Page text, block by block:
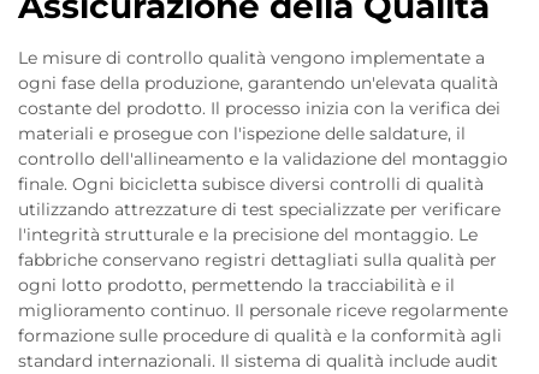
Le misure di controllo qualità vengono implementate a
ogni fase della produzione, garantendo un'elevata qualità
costante del prodotto. Il processo inizia con la verifica dei
materiali e prosegue con l'ispezione delle saldature, il
controllo dell'allineamento e la validazione del montaggio
finale. Ogni bicicletta subisce diversi controlli di qualità
utilizzando attrezzature di test specializzate per verificare
l'integrità strutturale e la precisione del montaggio. Le
fabbriche conservano registri dettagliati sulla qualità per
ogni lotto prodotto, permettendo la tracciabilità e il
miglioramento continuo. Il personale riceve regolarmente
formazione sulle procedure di qualità e la conformità agli
standard internazionali. Il sistema di qualità include audit